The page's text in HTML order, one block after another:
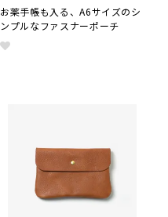
お薬手帳も入る、A6サイズのシ
ンプルなファスナーポーチ